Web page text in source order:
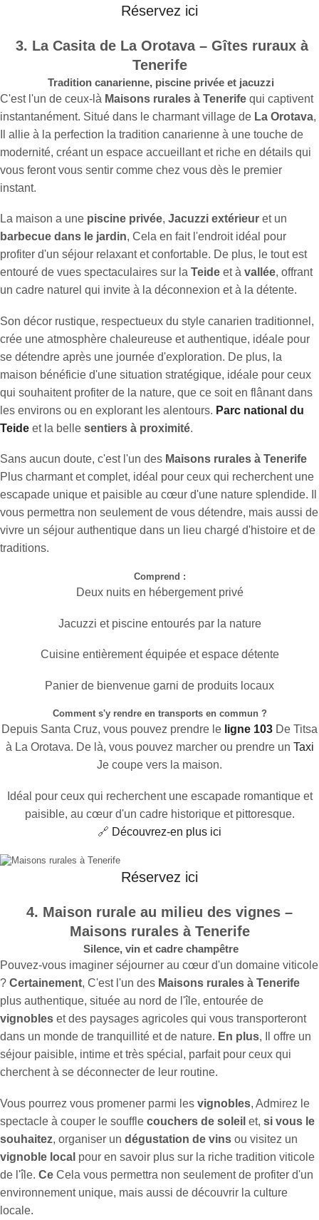
Réservez ici
3. La Casita de La Orotava – Gîtes ruraux à
Tenerife
Tradition canarienne, piscine privée et jacuzzi
C'est l'un de ceux-là Maisons rurales à Tenerife qui captivent
instantanément. Situé dans le charmant village de La Orotava,
Il allie à la perfection la tradition canarienne à une touche de
modernité, créant un espace accueillant et riche en détails qui
vous feront vous sentir comme chez vous dès le premier
instant.
La maison a une piscine privée, Jacuzzi extérieur et un
barbecue dans le jardin, Cela en fait l'endroit idéal pour
profiter d'un séjour relaxant et confortable. De plus, le tout est
entouré de vues spectaculaires sur la Teide et à vallée, offrant
un cadre naturel qui invite à la déconnexion et à la détente.
Son décor rustique, respectueux du style canarien traditionnel,
crée une atmosphère chaleureuse et authentique, idéale pour
se détendre après une journée d'exploration. De plus, la
maison bénéficie d'une situation stratégique, idéale pour ceux
qui souhaitent profiter de la nature, que ce soit en flânant dans
les environs ou en explorant les alentours. Parc national du
Teide et la belle sentiers à proximité.
Sans aucun doute, c'est l'un des Maisons rurales à Tenerife
Plus charmant et complet, idéal pour ceux qui recherchent une
escapade unique et paisible au cœur d'une nature splendide. Il
vous permettra non seulement de vous détendre, mais aussi de
vivre un séjour authentique dans un lieu chargé d'histoire et de
traditions.
Comprend :
Deux nuits en hébergement privé
Jacuzzi et piscine entourés par la nature
Cuisine entièrement équipée et espace détente
Panier de bienvenue garni de produits locaux
Comment s'y rendre en transports en commun ?
Depuis Santa Cruz, vous pouvez prendre le ligne 103 De Titsa
à La Orotava. De là, vous pouvez marcher ou prendre un Taxi
Je coupe vers la maison.
Idéal pour ceux qui recherchent une escapade romantique et
paisible, au cœur d'un cadre historique et pittoresque.
🔗 Découvrez-en plus ici
Réservez ici
4. Maison rurale au milieu des vignes –
Maisons rurales à Tenerife
Silence, vin et cadre champêtre
Pouvez-vous imaginer séjourner au cœur d'un domaine viticole
? Certainement, C'est l'un des Maisons rurales à Tenerife
plus authentique, située au nord de l'île, entourée de
vignobles et des paysages agricoles qui vous transporteront
dans un monde de tranquillité et de nature. En plus, Il offre un
séjour paisible, intime et très spécial, parfait pour ceux qui
cherchent à se déconnecter de leur routine.
Vous pourrez vous promener parmi les vignobles, Admirez le
spectacle à couper le souffle couchers de soleil et, si vous le
souhaitez, organiser un dégustation de vins ou visitez un
vignoble local pour en savoir plus sur la riche tradition viticole
de l'île. Ce Cela vous permettra non seulement de profiter d'un
environnement unique, mais aussi de découvrir la culture
locale.